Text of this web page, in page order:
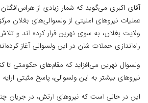
آقای اکبری می‌گوید که شمار زیادی از
عملیات نیروهای امنیتی از ولسوالی‌های بغلان
ولایت بغلان، به سوی نهرین فرار کرده اند و
راه‌اندازی حملات شان در این ولسوالی آغاز کرده‌اند.
ولسوال نهرین می‌افزاید که مقام‌های حکومتی تا
نیروهای بیشتر به این ولسوالی، پاسخ مثبتی ارایه
این در حالی است که نیروهای ارتش، در جریان